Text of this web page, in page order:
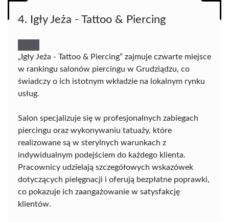
4. Igły Jeża - Tattoo & Piercing
„Igły Jeża - Tattoo & Piercing” zajmuje czwarte miejsce
w rankingu salonów piercingu w Grudziądzu, co
świadczy o ich istotnym wkładzie na lokalnym rynku
usług.
Salon specjalizuje się w profesjonalnych zabiegach
piercingu oraz wykonywaniu tatuaży, które
realizowane są w sterylnych warunkach z
indywidualnym podejściem do każdego klienta.
Pracownicy udzielają szczegółowych wskazówek
dotyczących pielęgnacji i oferują bezpłatne poprawki,
co pokazuje ich zaangażowanie w satysfakcję
klientów.